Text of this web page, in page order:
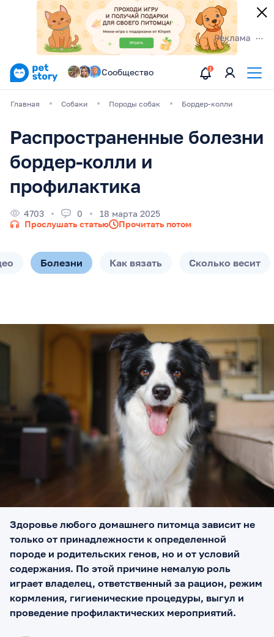
Сообщество
Главная Собаки Породы собак Бордер-колли
Распространенные болезни
бордер-колли и
профилактика
4703 0
18 марта 2025
Прослушать статью
Прочитать потом
Болезни Как вязать Сколько весит
Здоровье любого домашнего питомца зависит не
только от принадлежности к определенной
породе и родительских генов, но и от условий
содержания. По этой причине немалую роль
играет владелец, ответственный за рацион, режим
кормления, гигиенические процедуры, выгул и
проведение профилактических мероприятий.